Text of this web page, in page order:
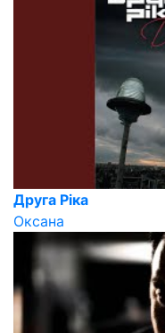
Друга Ріка
Оксана